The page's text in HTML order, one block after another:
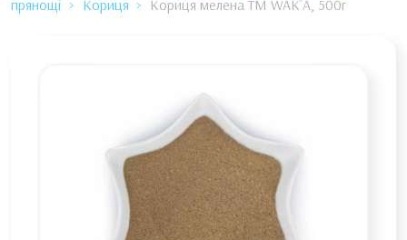
прянощі
Кориця Кориця мелена TM WAK`A, 500г